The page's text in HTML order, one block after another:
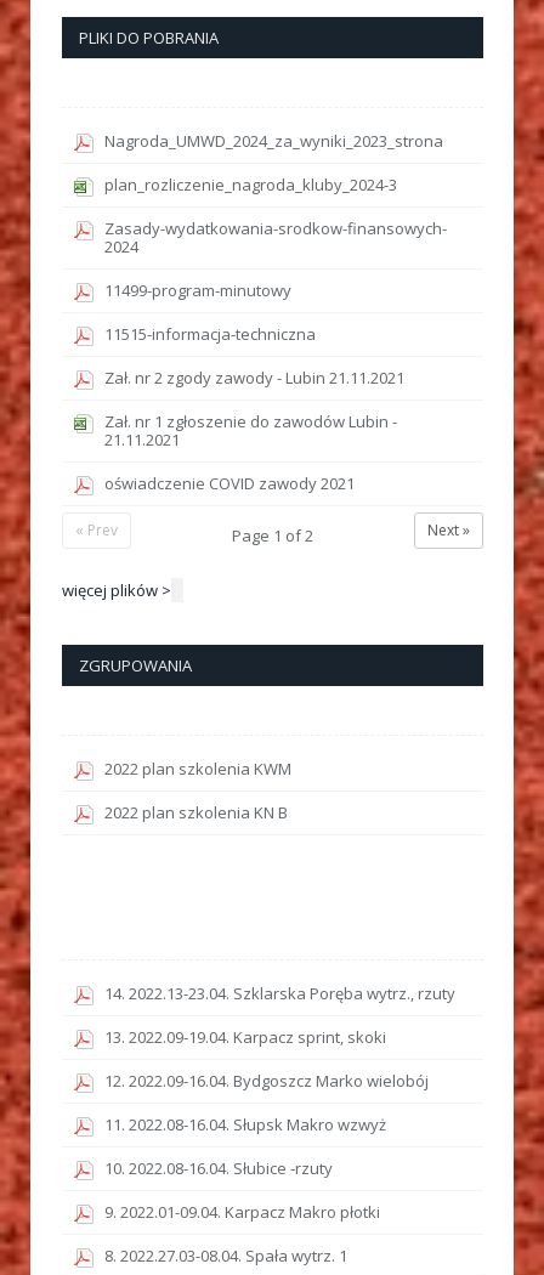
PLIKI DO POBRANIA
Nagroda_UMWD_2024_za_wyniki_2023_strona
plan_rozliczenie_nagroda_kluby_2024-3
Zasady-wydatkowania-srodkow-finansowych-
2024
11499-program-minutowy
11515-informacja-techniczna
Zał. nr 2 zgody zawody - Lubin 21.11.2021
Zał. nr 1 zgłoszenie do zawodów Lubin -
21.11.2021
oświadczenie COVID zawody 2021
Next »
Page 1 of2
« Prev
więcej plików >
ZGRUPOWANIA
2022 plan szkolenia KWM
2022 plan szkolenia KN B
14. 2022.13-23.04. Szklarska Poręba wytrz., rzuty
13. 2022.09-19.04. Karpacz sprint, skoki
12. 2022.09-16.04. Bydgoszcz Marko wielobój
11. 2022.08-16.04. Słupsk Makro wzwyż
10. 2022.08-16.04. Słubice -rzuty
9. 2022.01-09.04. Karpacz Makro płotki
8. 2022.27.03-08.04. Spała wytrz. 1